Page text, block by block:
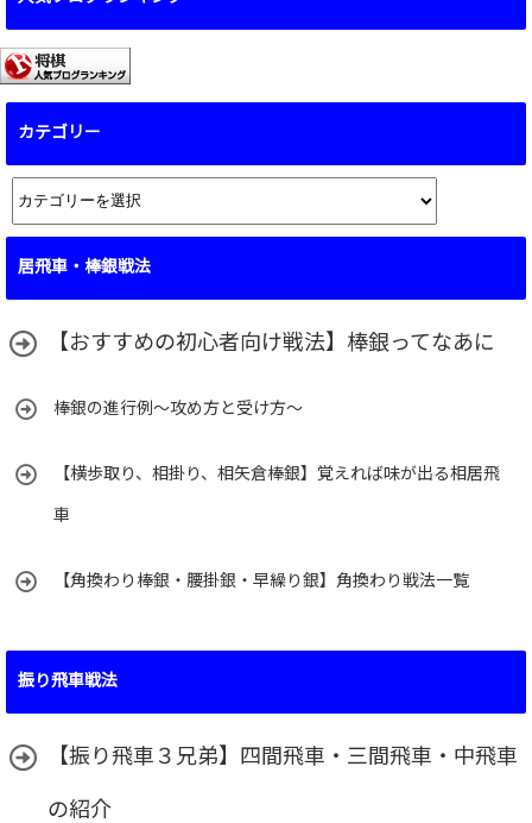
カテゴリー
テ
居飛車・棒銀戦法
【おすすめの初心者向け戦法】棒銀ってなあに
棒銀の進行例～攻め方と受け方～
【横歩取り、相掛り、相矢倉棒銀】覚えれば味が出る相居飛
車
【角換わり棒銀・腰掛銀・早繰り銀】角換わり戦法一覧
振り飛車戦法
【振り飛車３兄弟】四間飛車・三間飛車・中飛車
の紹介